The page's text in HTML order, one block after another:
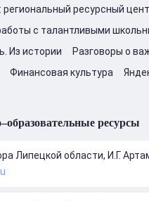
ресурсный
с талантливыми
Из истории
Разговоры о
Финансовая культура
ресурсы
Липецкой области, И.Г.